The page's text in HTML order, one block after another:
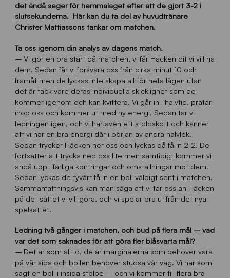
det ändå seger för hemmalaget efter att de gjort 3-2 i
slutsekunderna. Här kan du ta del av huvudtränare
Christer Mattiassons tankar om matchen.
Ta oss igenom din analys av dagens match.
–Vi gör en bra start på matchen, vi får Häcken dit vi vill ha
dem. Sedan får vi försvara oss från cirka minut 10 och
framåt men de lyckas inte skapa alltför heta lägen utan
det är tack vare deras individuella skicklighet som de
kommer igenom och kan kvittera. Vi går in i halvtid, pratar
ihop oss och kommer ut med ny energi. Sedan tar vi
ledningen igen, och vi har även ett stolpskott och känner
att vi har en bra energi där i början av andra halvlek.
Sedan trycker Häcken ner oss och lyckas då få in 2-2. De
fortsätter att trycka ned oss lite men samtidigt kommer vi
ändå upp i farliga kontringar och omställningar mot dem.
Sedan lyckas de tyvärr få in en boll väldigt sent i matchen.
Sammanfattningsvis kan man säga att vi tar oss an Häcken
på det sättet vi vill göra, och vi spelar bra utifrån det nya
spelsättet.
Ledning två gånger i matchen, och bud på flera mål – vad
var det som saknades för att göra fler blåsvarta mål?
–Det är som alltid, de är marginalerna som behöver vara
på vår sida och bollen behöver studsa vår väg. Vi har som
sagt en boll i insida stolpe – och vi kommer till flera bra